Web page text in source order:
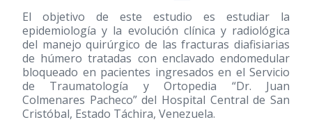
El objetivo de este estudio es estudiar la
epidemiología y la evolución clínica y radiológica
del manejo quirúrgico de las fracturas diafisiarias
de húmero tratadas con enclavado endomedular
bloqueado en pacientes ingresados en el Servicio
de Traumatología y Ortopedia “Dr. Juan
Colmenares Pacheco” del Hospital Central de San
Cristóbal, Estado Táchira, Venezuela.